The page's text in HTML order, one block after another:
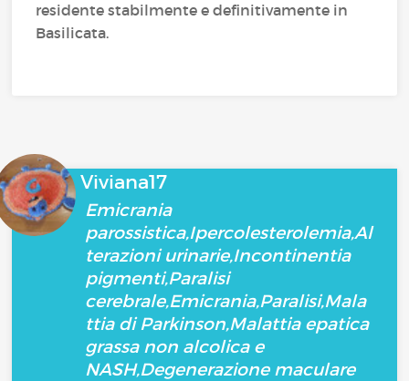
residente stabilmente e definitivamente in
Basilicata.
Viviana17
Emicrania
parossistica,Ipercolesterolemia,Al
terazioni urinarie,Incontinentia
pigmenti,Paralisi
cerebrale,Emicrania,Paralisi,Mala
ttia di Parkinson,Malattia epatica
grassa non alcolica e
NASH,Degenerazione maculare